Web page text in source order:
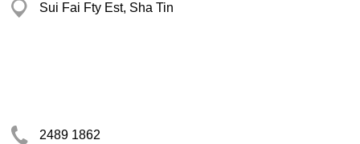
Sui Fai Fty Est, Sha Tin
2489 1862